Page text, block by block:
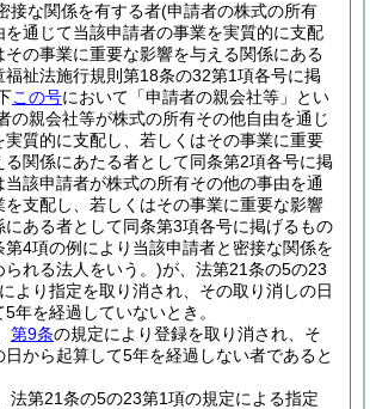
接な関係を有する者(申請者の株式の所有
を通じて当該申請者の事業を実質的に支配
その事業に重要な影響を与える関係にある
福祉法施行規則第18条の32第1項各号に掲
この号において「申請者の親会社等」とい
の親会社等が株式の所有その他自由を通じ
実質的に支配し、若しくはその事業に重要
る関係にあたる者として同条第2項各号に掲
当該申請者が株式の所有その他の事由を通
を支配し、若しくはその事業に重要な影響
にある者として同条第3項各号に掲げるもの
第4項の例により当該申請者と密接な関係を
られる法人をいう。)が、法第21条の5の23
より指定を取り消され、その取り消しの日
年を経過していないとき。
第9条の規定により登録を取り消され、そ
日から起算して5年を経過しない者であると
法第21条の5の23第1項の規定による指定